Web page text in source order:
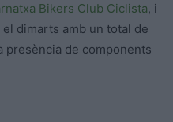
Bikers Club Ciclista, i
dimarts amb un total de
presència de components